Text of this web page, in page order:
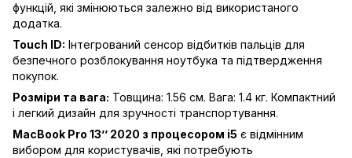
функцій, які змінюються залежно від використаного
додатка.
Touch ID: Інтегрований сенсор відбитків пальців для
безпечного розблокування ноутбука та підтвердження
покупок.
Розміри та вага: Товщина: 1.56 см. Вага: 1.4 кг. Компактний
і легкий дизайн для зручності транспортування.
MacBook Pro 13’’ 2020 з процесором i5 є відмінним
вибором для користувачів, які потребують